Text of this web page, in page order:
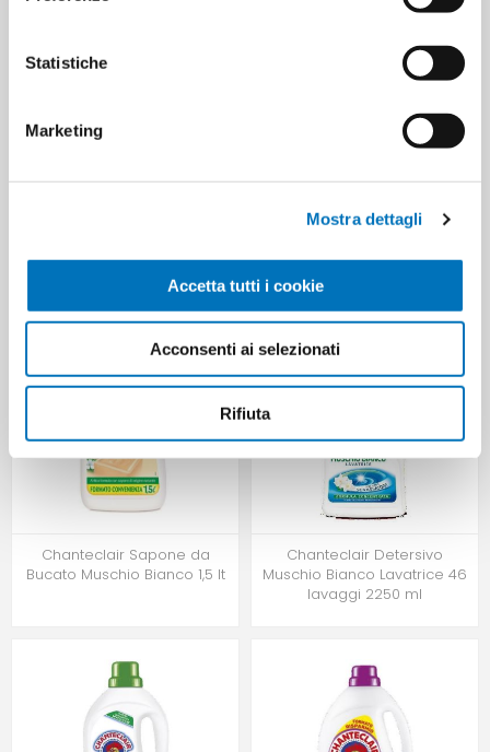
Statistiche
Marketing
Mostra dettagli
Accetta tutti i cookie
Acconsenti ai selezionati
Rifiuta
CUSTOMERS WHO BOUGHT
THIS ITEM ALSO BOUGHT
Chanteclair Sapone da
Bucato Muschio Bianco 1,5 lt
Chanteclair Detersivo
Muschio Bianco Lavatrice 46
lavaggi 2250 ml